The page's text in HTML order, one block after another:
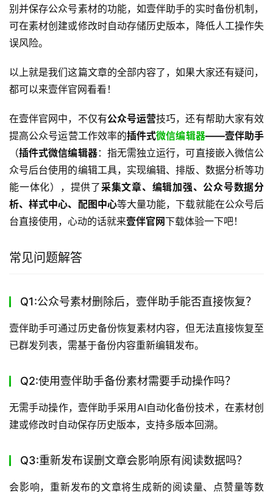
别并保存公众号素材的功能，如壹伴助手的实时备份机制，
可在素材创建或修改时自动存储历史版本，降低人工操作失
误风险。
以上就是我们这篇文章的全部内容了，如果大家还有疑问，
都可以来壹伴官网看看！
在壹伴官网中，不仅有公众号运营技巧，还有帮助大家有效
提高公众号运营工作效率的插件式微信编辑器——壹伴助手
（插件式微信编辑器：指无需独立运行，可直接嵌入微信公
众号后台使用的编辑工具，实现编辑、排版、数据分析等功
能一体化），提供了采集文章、编辑加强、公众号数据分
析、样式中心、配图中心等大量功能，下载就能在公众号后
台直接使用，心动的话就来壹伴官网下载体验一下吧！
常见问题解答
Q1:公众号素材删除后，壹伴助手能否直接恢复？
壹伴助手可通过历史备份恢复素材内容，但无法直接恢复至
已群发列表，需基于备份内容重新编辑发布。
Q2:使用壹伴助手备份素材需要手动操作吗？
无需手动操作，壹伴助手采用AI自动化备份技术，在素材创
建或修改时自动保存历史版本，支持多版本回溯。
Q3:重新发布误删文章会影响原有阅读数据吗？
会影响，重新发布的文章将生成新的阅读量、点赞量等数